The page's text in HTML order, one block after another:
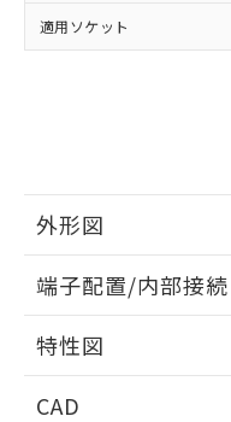
適用ソケット
外形図
外形図
端子配置/内部接続
端子配置/内部接続
特性図
CAD
引・商談
をご了承
また、RoHS指
物質の対応では
荷製品に未対応
既に当社にて対
していることか
り、2022年1月